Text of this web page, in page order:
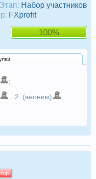
Этап: Набор участников
FXprofit
100%
;
2. (аноним)